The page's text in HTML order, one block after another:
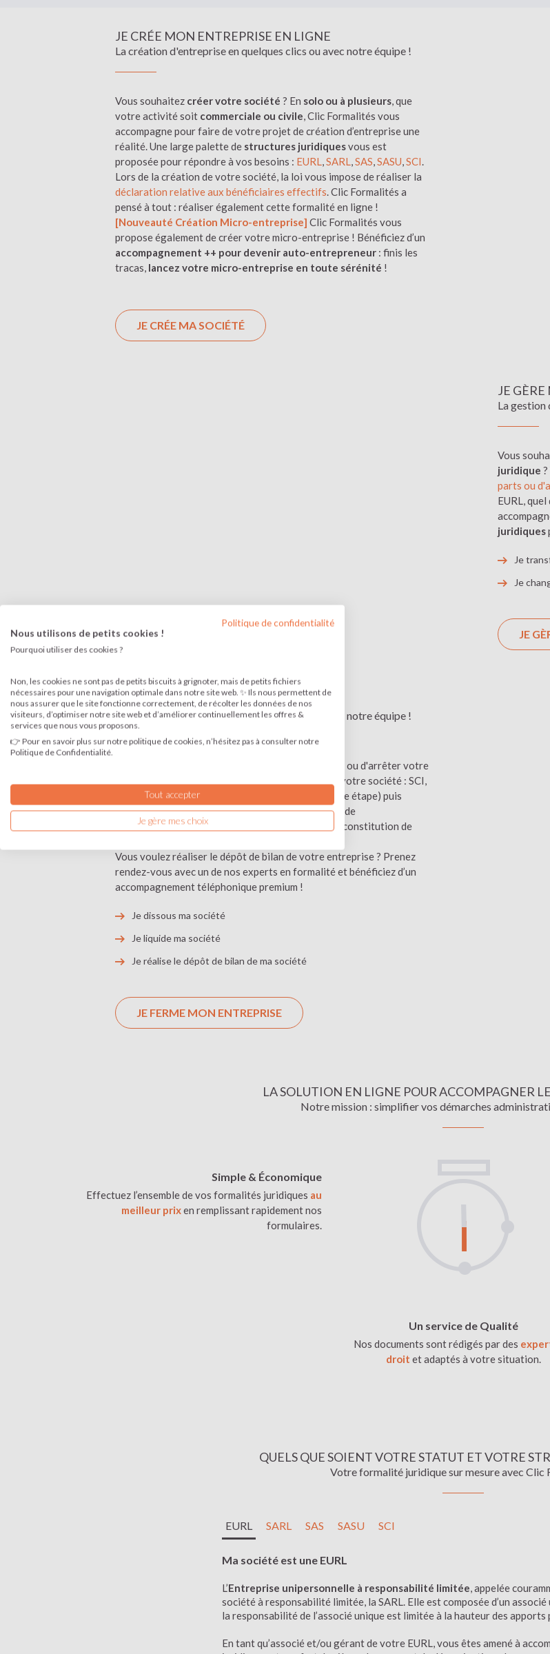
JE CRÉE MON ENTREPRISE EN LIGNE
La création d'entreprise en quelques clics ou avec notre équipe !
Vous souhaitez créer votre société ? En solo ou à plusieurs, que
votre activité soit commerciale ou civile, Clic Formalités vous
accompagne pour faire de votre projet de création d’entreprise une
réalité. Une large palette de structures juridiquesvous est
proposée pour répondre à vos besoins : EURL,SARL,SAS,SASU,SCI.
Lors de la création de votre société, la loi vous impose de réaliser la
déclaration relative aux bénéficiaires effectifs. Clic Formalités a
pensé à tout : réaliser également cette formalité en ligne !
[Nouveauté Création Micro-entreprise] Clic Formalités vous
propose également de créer votre micro-entreprise ! Bénéficiez d’un
accompagnement ++ pour devenir auto-entrepreneur : finis les
tracas, lancez votre micro-entreprise en toute sérénité !
JE CRÉE MA SOCIÉTÉ
JE
La gestion
Vous
juridique
parts ou
EURL,
juridiques
Je
Je
JE
JE FERME MON ENTREPRISE EN LIGNE
La fermeture de société en quelques clics ou avec notre équipe !
Vous prenez la décision de fermer votre entreprise ou d'arrêter votre
de votre société : SCI,
SARL, SAS, EURL, SASU. Vous devez dissoudre (1ère étape) puis
liquider votre société (2ème étape de la fermeture de
l'entreprise). Nos experts sont à vos côtés dans la constitution de
Vous voulez réaliser le dépôt de bilan de votre entreprise ? Prenez
rendez-vous avec un de nos experts en formalité et bénéficiez d’un
accompagnement téléphonique premium !
Je dissous ma société
Je liquide ma société
Je réalise le dépôt de bilan de ma société
JE FERME MON ENTREPRISE
LA SOLUTION EN LIGNE POUR ACCOMPAGNER
Notre mission : simplifier vos démarches
Simple & Économique
Effectuez l’ensemble de vos formalités juridiques au
meilleur prixen remplissant rapidement nos
formulaires.
Un service de Qualité
Nos documents sont rédigés par des
droit et adaptés à votre situation.
QUELS QUE SOIENT VOTRE STATUT ET VOTRE
Votre formalité juridique sur mesure avec Clic
EURL SARL SAS SASU SCI
Ma société est une EURL
L’Entreprise unipersonnelle à responsabilité limitée, appelée
société à responsabilité limitée, la SARL. Elle est composée d’un associé
la responsabilité de l’associé unique est limitée à la hauteur des apports
En tant qu’associé et/ou gérant de votre EURL, vous êtes amené à
Politique de confidentialité
Nous utilisons de petits cookies !
Pourquoi utiliser des cookies ?
Non, les cookies ne sont pas de petits biscuits à grignoter, mais de petits fichiers
nécessaires pour une navigation optimale dans notre site web. ✨ Ils nous permettent de
nous assurer que le site fonctionne correctement, de récolter les données de nos
visiteurs, d’optimiser notre site web et d’améliorer continuellement les offres &
services que nous vous proposons.
👉 Pour en savoir plus sur notre politique de cookies, n’hésitez pas à consulter notre
Politique de Confidentialité.
Tout accepter
Je gère mes choix